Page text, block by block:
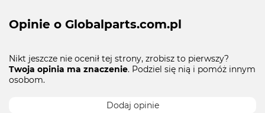
Opinie o Globalparts.com.pl
Nikt jeszcze nie ocenił tej strony, zrobisz to pierwszy?
Twoja opinia ma znaczenie. Podziel się nią i pomóż innym
osobom.
Dodaj opinie